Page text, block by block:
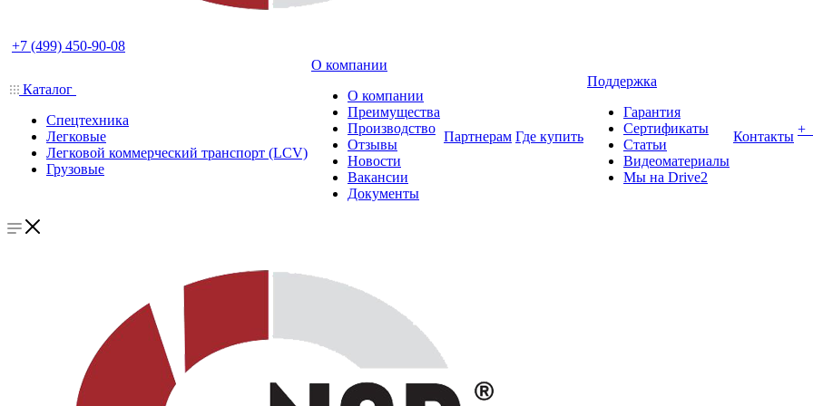
+7 (499) 450-90-08
Каталог
Спецтехника
Легковые
Легковой коммерческий транспорт (LCV)
Грузовые
О компании
О компании
Преимущества
Производство
Отзывы
Новости
Вакансии
Документы
Партнерам Где купить
Поддержка
Гарантия
Сертификаты
Статьи
Видеоматериалы
Мы на Drive2
Контакты +